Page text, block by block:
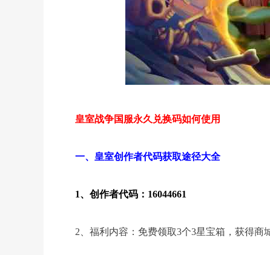
皇室战争国服永久兑换码如何使用
一、皇室创作者代码获取途径大全
1、创作者代码：16044661
2、福利内容：免费领取3个3星宝箱，获得商